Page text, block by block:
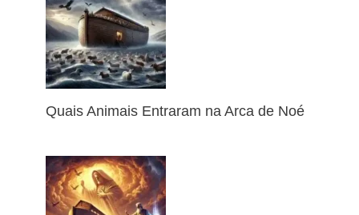
Quais Animais Entraram na Arca de Noé